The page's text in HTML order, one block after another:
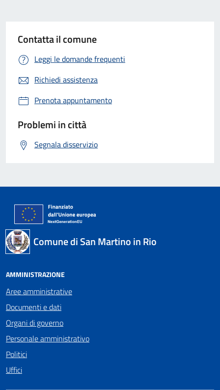
Contatta il comune
Leggi le domande frequenti
Richiedi assistenza
Prenota appuntamento
Problemi in città
Segnala disservizio
Comune di San Martino in Rio
AMMINISTRAZIONE
Aree amministrative
Documenti e dati
Organi di governo
Personale amministrativo
Politici
Uffici